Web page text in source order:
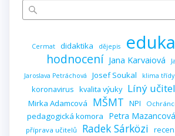
Cermat didaktika dějepis
hodnocení Jana Karvaiová
Jaroslava Petráchová
Josef Soukal klima třídy
koronavirus kvalita výuky Líný učitel
Mirka Adamcová MŠMT NPI
pedagogická komora Petra Mazancová
příprava učitelů Radek Sárközi